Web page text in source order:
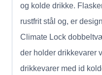
og kolde drikke.
rustfrit stål og, er
Climate Lock
der holder drikkevarer
drikkevarer med id